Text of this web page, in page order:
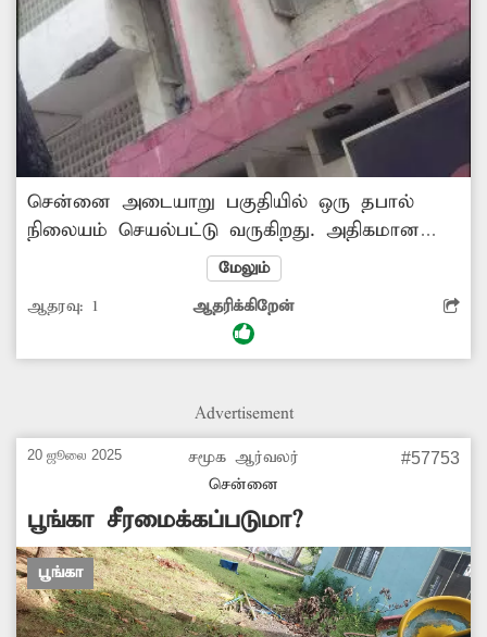
சென்னை அடையாறு பகுதியில் ஒரு தபால்
நிலையம் செயல்பட்டு வருகிறது. அதிகமான
பொதுமக்கள் தினந்தோறும் பயன்படுத்தும் இந்த
தபால்நிலையத்தின் சில இடங்களில் மேல்பூச்சு
சேதமடைந்து காணப்படுகிறது. இதனால் அங்கு
வரும் மக்கள் அச்சத்தில் உள்ளனர். எனவே
நிலையத்தை சீரமைக்க உடனடி நடவடிக்கை
மேலும்
ஆதரவு: 1 ஆதரிக்கிறேன்
Advertisement
20 ஜூலை 2025
சமூக ஆர்வலர்
சென்னை
#57753
பூங்கா சீரமைக்கப்படுமா?
பூங்கா